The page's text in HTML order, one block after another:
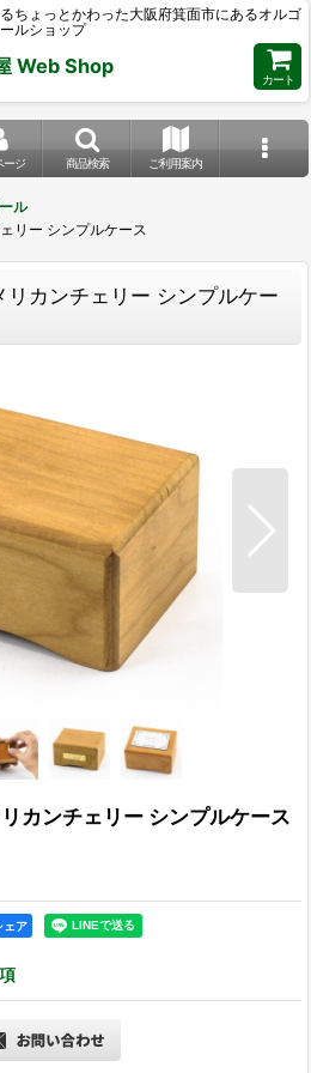
ちょっとかわった大阪府箕面市にあるオルゴ
ールショップ
Web Shop
カート
ージ 商品検索 ご利用案内
ル
リー シンプルケース
カンチェリー シンプルケー
カンチェリー シンプルケース
ェア